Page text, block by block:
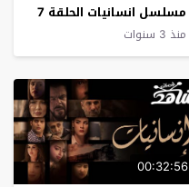
مسلسل انسانيات الحلقة 7
منذ 3 سنوات
00:32:56